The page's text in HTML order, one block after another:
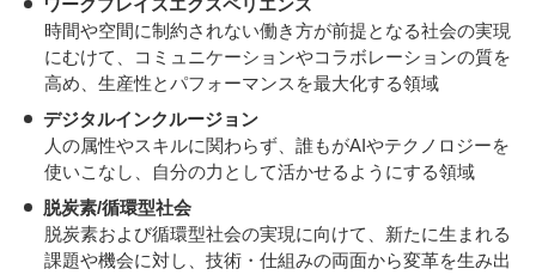
ワークプレイスエクスペリエンス
時間や空間に制約されない働き方が前提となる社会の実現
にむけて、コミュニケーションやコラボレーションの質を
高め、生産性とパフォーマンスを最大化する領域
デジタルインクルージョン
人の属性やスキルに関わらず、誰もがAIやテクノロジーを
使いこなし、自分の力として活かせるようにする領域
脱炭素/循環型社会
脱炭素および循環型社会の実現に向けて、新たに生まれる
課題や機会に対し、技術・仕組みの両面から変革を生み出